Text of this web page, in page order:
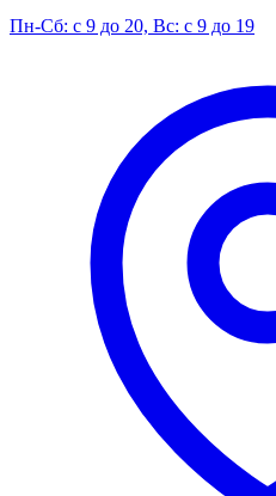
Пн-Сб: с 9 до 20, Вс: с 9 до 19